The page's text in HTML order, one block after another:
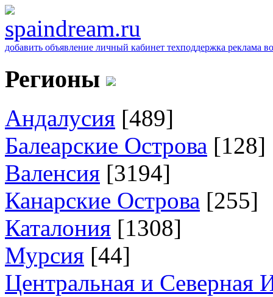
добавить объявление личный кабинет техподдержка реклама
Регионы
Андалусия [489]
Балеарские Острова [128]
Валенсия [3194]
Канарские Острова [255]
Каталония [1308]
Мурсия [44]
Центральная и Северная